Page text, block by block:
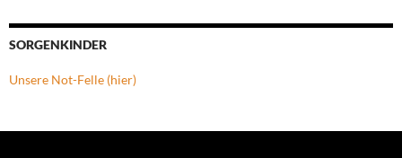
SORGENKINDER
Unsere Not-Felle (hier)